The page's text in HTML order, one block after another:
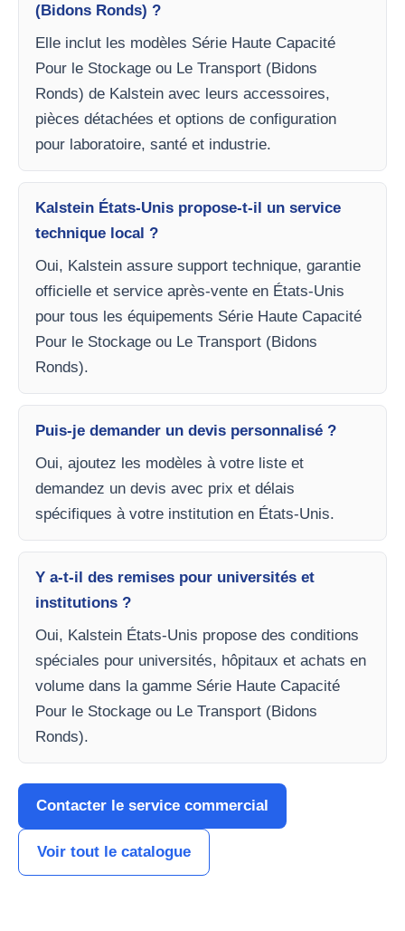
(Bidons Ronds) ?
Elle inclut les modèles Série Haute Capacité
Pour le Stockage ou Le Transport (Bidons
Ronds) de Kalstein avec leurs accessoires,
pièces détachées et options de configuration
pour laboratoire, santé et industrie.
Kalstein États-Unis propose-t-il un service
technique local ?
Oui, Kalstein assure support technique, garantie
officielle et service après-vente en États-Unis
pour tous les équipements Série Haute Capacité
Pour le Stockage ou Le Transport (Bidons
Ronds).
Puis-je demander un devis personnalisé ?
Oui, ajoutez les modèles à votre liste et
demandez un devis avec prix et délais
spécifiques à votre institution en États-Unis.
Y a-t-il des remises pour universités et
institutions ?
Oui, Kalstein États-Unis propose des conditions
spéciales pour universités, hôpitaux et achats en
volume dans la gamme Série Haute Capacité
Pour le Stockage ou Le Transport (Bidons
Ronds).
Contacter le service commercial
Voir tout le catalogue